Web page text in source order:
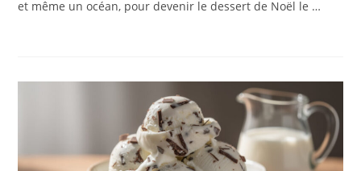
et même un océan, pour devenir le dessert de Noël le …